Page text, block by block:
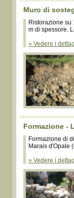
Muro di
Ristorazione su
m di spessore.
» Vedere i
Formazione -
Formazione di
Marais d'Opale
» Vedere i